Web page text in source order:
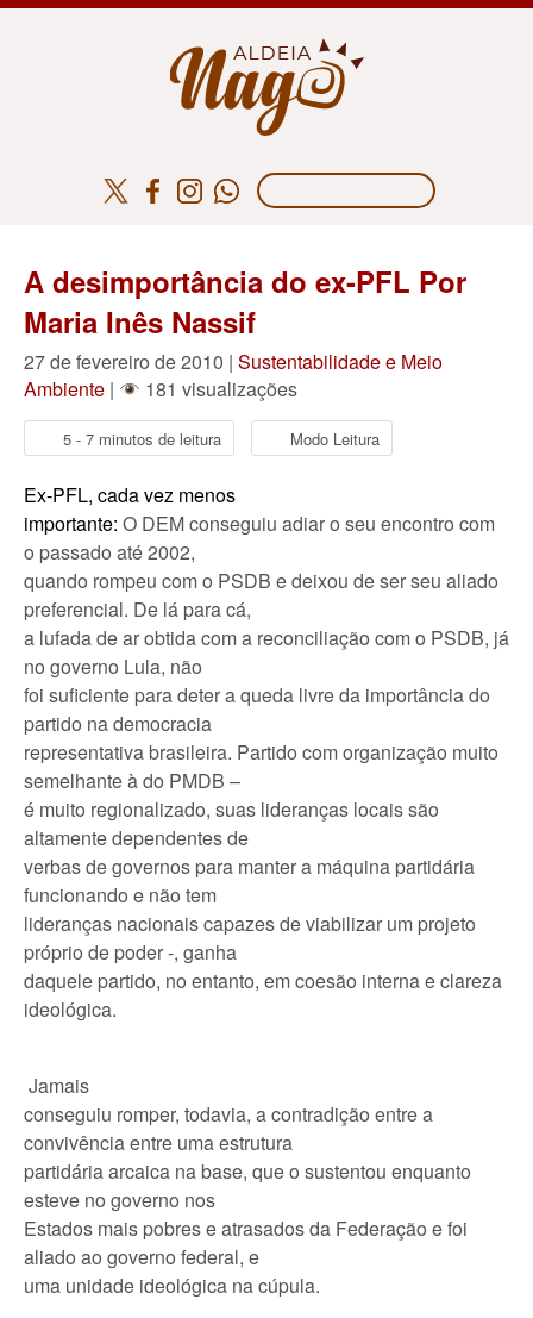
A desimportância do ex-PFL Por
Maria Inês Nassif
27 de fevereiro de 2010 | Sustentabilidade e Meio
Ambiente | 181 visualizações
5 - 7 minutos de leitura Modo Leitura
Ex-PFL, cada vez menos
importante: O DEM conseguiu adiar o seu encontro com
o passado até 2002,
quando rompeu com o PSDB e deixou de ser seu aliado
preferencial. De lá para cá,
a lufada de ar obtida com a reconciliação com o PSDB, já
no governo Lula, não
foi suficiente para deter a queda livre da importância do
partido na democracia
representativa brasileira. Partido com organização muito
semelhante à do PMDB –
é muito regionalizado, suas lideranças locais são
altamente dependentes de
verbas de governos para manter a máquina partidária
funcionando e não tem
lideranças nacionais capazes de viabilizar um projeto
próprio de poder -, ganha
daquele partido, no entanto, em coesão interna e clareza
ideológica.
Jamais
conseguiu romper, todavia, a contradição entre a
convivência entre uma estrutura
partidária arcaica na base, que o sustentou enquanto
esteve no governo nos
Estados mais pobres e atrasados da Federação e foi
aliado ao governo federal, e
uma unidade ideológica na cúpula.